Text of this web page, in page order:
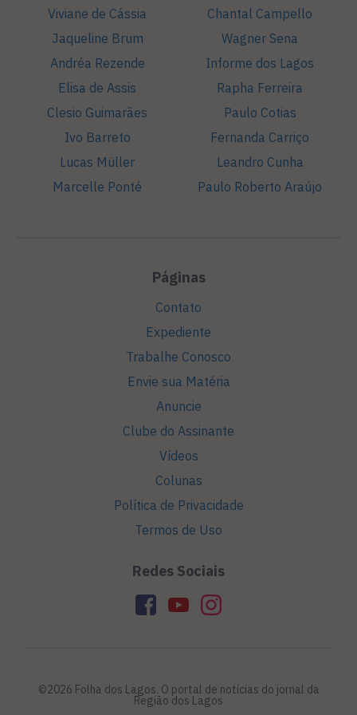
Viviane de Cássia
Jaqueline Brum
Andréa Rezende
Elisa de Assis
Clesio Guimarães
Ivo Barreto
Lucas Müller
Marcelle Ponté
Chantal Campello
Wagner Sena
Informe dos Lagos
Rapha Ferreira
Paulo Cotias
Fernanda Carriço
Leandro Cunha
Paulo Roberto Araújo
Páginas
Contato
Expediente
Trabalhe Conosco
Envie sua Matéria
Anuncie
Clube do Assinante
Vídeos
Colunas
Política de Privacidade
Termos de Uso
Redes Sociais
©2026 Folha dos Lagos. O portal de notícias do jornal da
Região dos Lagos